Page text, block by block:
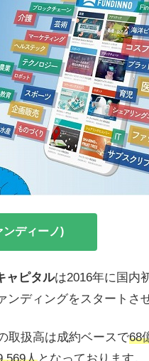
ンディーノ)
ャピタルは2016年に国内
ディングをスタートさ
取扱高は成約ベースで68